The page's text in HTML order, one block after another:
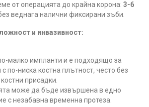
от операцията до крайна корона: 3-6
веднага налични фиксирани зъби.
и инвазивност:
малко импланти и е подходящо за
по-ниска костна плътност, често без
присадки.
може да бъде извършена в едно
с незабавна временна протеза.